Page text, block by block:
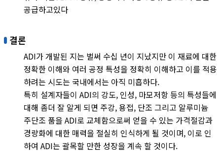
공급하고있다
결론
ADI가 개발된 지는 벌써 수십 년이 지났지만 이 재료에 대한
정확한 이해와 여러 공정 특성을 정확히 이해하고 이를 적용
하려는 시도는 국내에서는 아직 미흡하다.
특히 설계자들이 ADI의 강도, 인성, 마모저항 등의 특성들에
대해 좀더 잘 알게 되면 주강, 용접, 단조 그리고 알루미늄
주단조 품을 ADI로 교체함으로써 얻을 수 있는 가격절감과
경량화에 대한 매력을 절실히 인식하게 될 것이며, 이로 인
하여 ADI는 괄목할 만한 성장을 계속 할 것이다.